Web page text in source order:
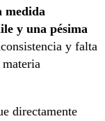
medida
y una pésima
y falta
directamente